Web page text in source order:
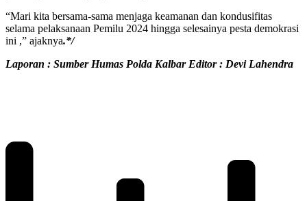
“Mari kita bersama-sama menjaga keamanan dan kondusifitas
selama pelaksanaan Pemilu 2024 hingga selesainya pesta demokrasi
ini ,” ajaknya.*/
Laporan : Sumber Humas Polda Kalbar Editor : Devi Lahendra